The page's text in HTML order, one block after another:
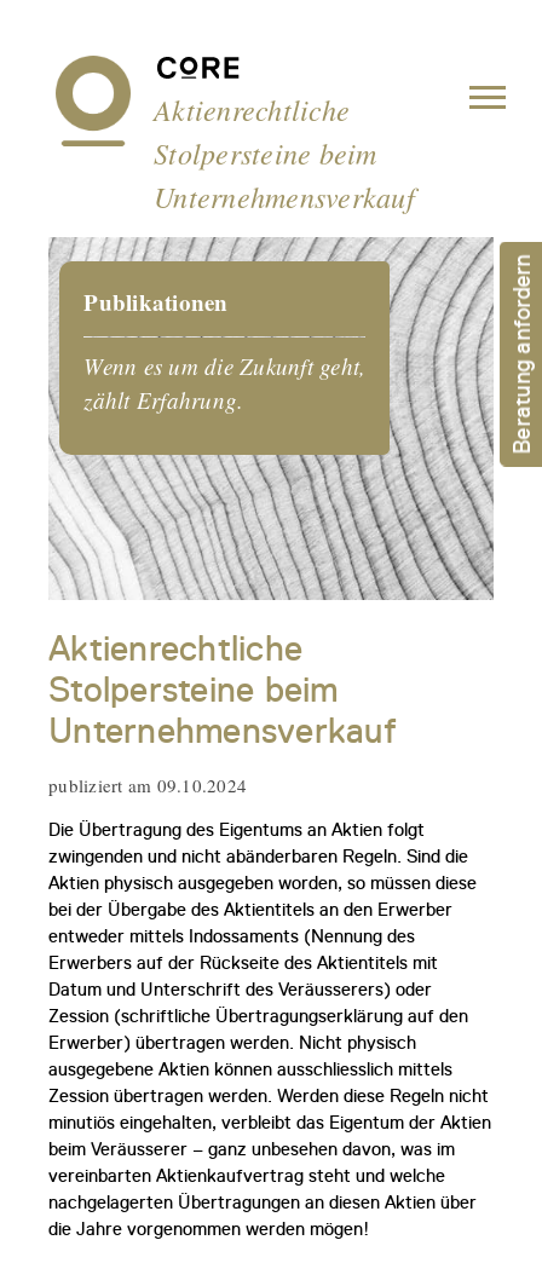
Aktienrechtliche
Stolpersteine beim
Unternehmensverkauf
Publikationen
Wenn es um die Zukunft geht,
zählt Erfahrung.
Aktienrechtliche
Stolpersteine beim
Unternehmensverkauf
publiziert am 09.10.2024
Die Übertragung des Eigentums an Aktien folgt
zwingenden und nicht abänderbaren Regeln. Sind die
Aktien physisch ausgegeben worden, so müssen diese
bei der Übergabe des Aktientitels an den Erwerber
entweder mittels Indossaments (Nennung des
Erwerbers auf der Rückseite des Aktientitels mit
Datum und Unterschrift des Veräusserers) oder
Zession (schriftliche Übertragungserklärung auf den
Erwerber) übertragen werden. Nicht physisch
ausgegebene Aktien können ausschliesslich mittels
Zession übertragen werden. Werden diese Regeln nicht
minutiös eingehalten, verbleibt das Eigentum der Aktien
beim Veräusserer – ganz unbesehen davon, was im
vereinbarten Aktienkaufvertrag steht und welche
nachgelagerten Übertragungen an diesen Aktien über
die Jahre vorgenommen werden mögen!
Beratung anfordern